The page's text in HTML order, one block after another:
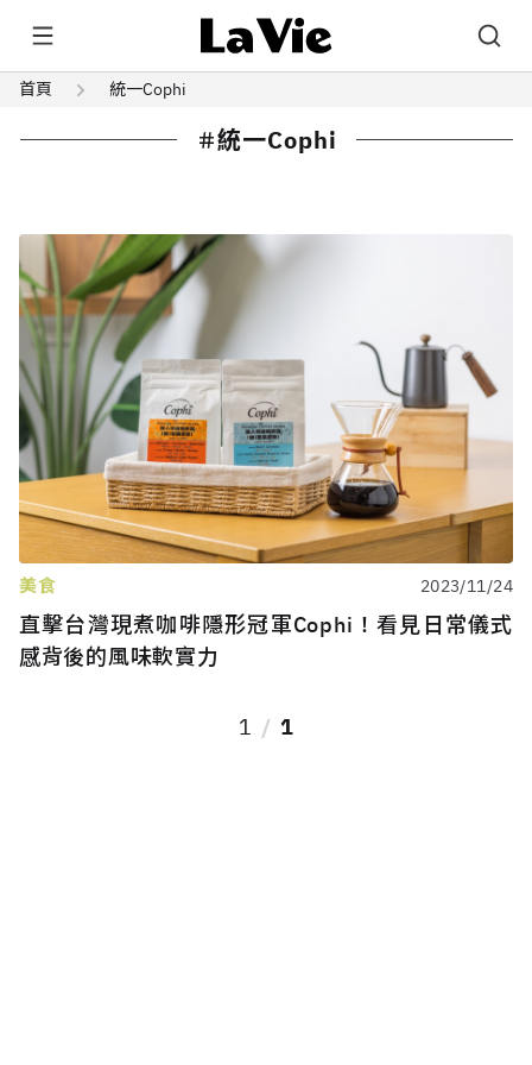
首頁 統一Cophi
統一Cophi
美食 2023/11/24
直擊台灣現煮咖啡隱形冠軍Cophi！看見日常儀式
感背後的風味軟實力
1 1